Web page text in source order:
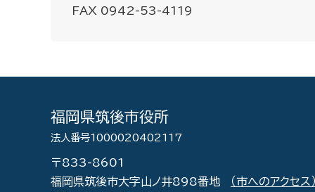
FAX 0942-53-4119
福岡県筑後市役所
法人番号1000020402117
〒833-8601
福岡県筑後市大字山ノ井898番地
（市へのアクセス